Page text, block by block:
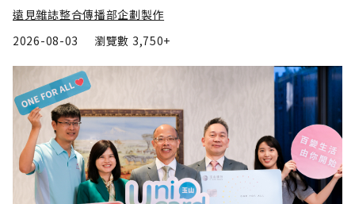
遠見雜誌整合傳播部企劃製作
2026-08-03
瀏覽數 3,750+